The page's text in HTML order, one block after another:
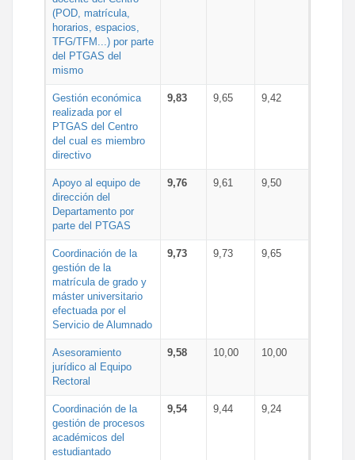
(POD, matrícula,
horarios, espacios,
TFG/TFM...) por parte
del PTGAS del
mismo
Gestión económica
realizada por el
PTGAS del Centro
del cual es miembro
directivo
9,83 9,65 9,42
Apoyo al equipo de
dirección del
Departamento por
parte del PTGAS
9,76 9,61 9,50
Coordinación de la
gestión de la
matrícula de grado y
máster universitario
efectuada por el
Servicio de Alumnado
9,73 9,73 9,65
Asesoramiento
jurídico al Equipo
Rectoral
9,58 10,00 10,00
Coordinación de la
gestión de procesos
académicos del
estudiantado
9,54 9,44 9,24